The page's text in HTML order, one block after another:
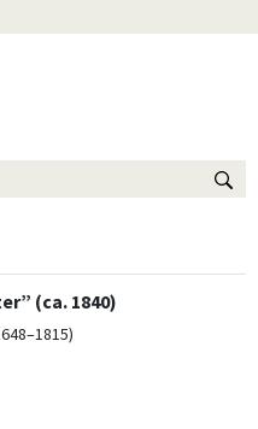
(ca. 1840)